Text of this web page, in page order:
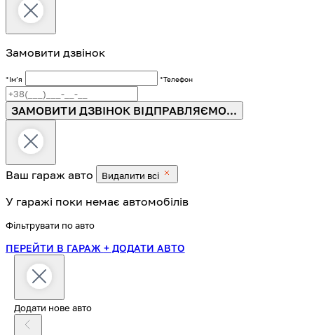
Замовити дзвінок
*Імʼя *Телефон
ЗАМОВИТИ ДЗВІНОК ВІДПРАВЛЯЄМО...
Ваш гараж авто Видалити всі
У гаражі поки немає автомобілів
Фільтрувати по авто
ПЕРЕЙТИ В ГАРАЖ + ДОДАТИ АВТО
Додати нове авто